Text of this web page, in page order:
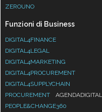
ZEROUNO
Funzioni di Business
DIGITAL4FINANCE
DIGITAL4LEGAL
DIGITAL4MARKETING
DIGITAL4PROCUREMENT
DIGITAL4SUPPLYCHAIN
PROCUREMENT
PEOPLE&CHANGE360